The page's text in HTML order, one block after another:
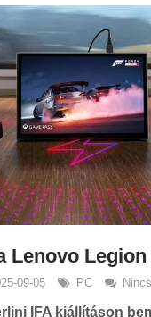
Lenovo Legion
09-05 PC
IFA kiállításon